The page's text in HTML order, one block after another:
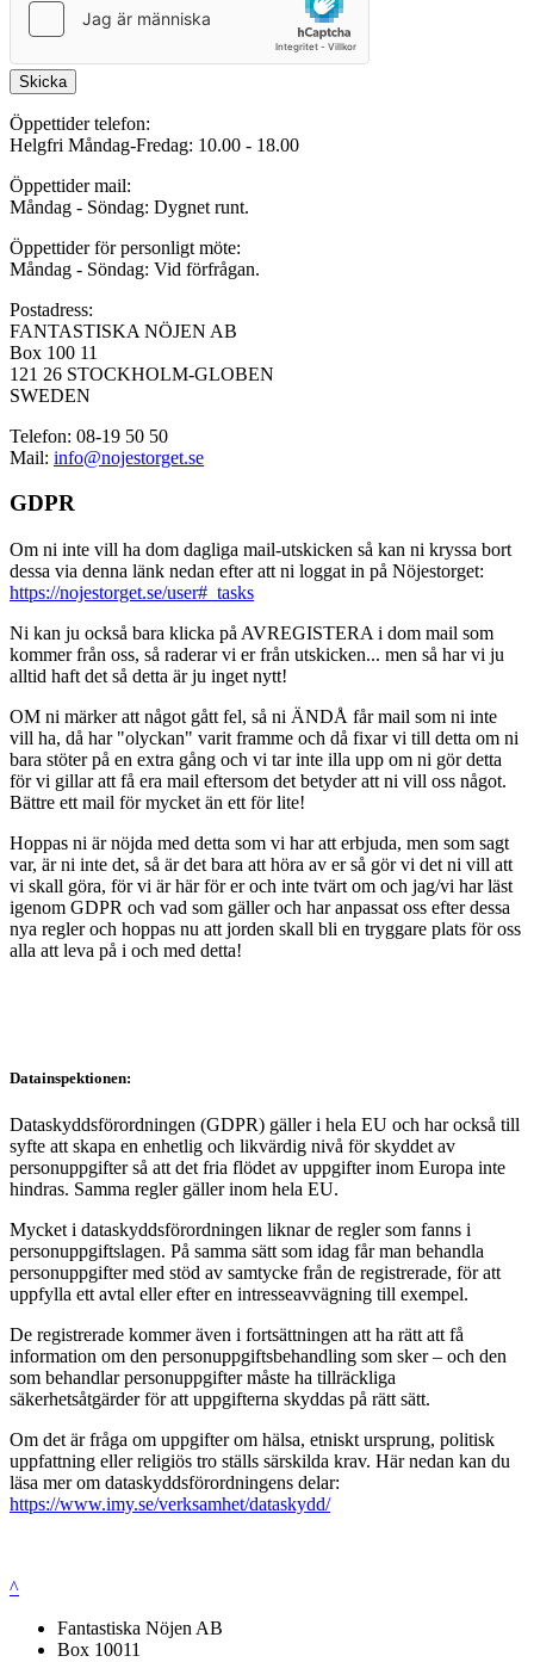
Skicka
Öppettider telefon:
Helgfri Måndag-Fredag: 10.00 - 18.00
Öppettider mail:
Måndag - Söndag: Dygnet runt.
Öppettider för personligt möte:
Måndag - Söndag: Vid förfrågan.
Postadress:
FANTASTISKA NÖJEN AB
Box 100 11
121 26 STOCKHOLM-GLOBEN
SWEDEN
Telefon: 08-19 50 50
Mail: info@nojestorget.se
GDPR
Om ni inte vill ha dom dagliga mail-utskicken så kan ni kryssa bort
dessa via denna länk nedan efter att ni loggat in på Nöjestorget:
https://nojestorget.se/user#_tasks
Ni kan ju också bara klicka på AVREGISTERA i dom mail som
kommer från oss, så raderar vi er från utskicken... men så har vi ju
alltid haft det så detta är ju inget nytt!
OM ni märker att något gått fel, så ni ÄNDÅ får mail som ni inte
vill ha, då har "olyckan" varit framme och då fixar vi till detta om ni
bara stöter på en extra gång och vi tar inte illa upp om ni gör detta
för vi gillar att få era mail eftersom det betyder att ni vill oss något.
Bättre ett mail för mycket än ett för lite!
Hoppas ni är nöjda med detta som vi har att erbjuda, men som sagt
var, är ni inte det, så är det bara att höra av er så gör vi det ni vill att
vi skall göra, för vi är här för er och inte tvärt om och jag/vi har läst
igenom GDPR och vad som gäller och har anpassat oss efter dessa
nya regler och hoppas nu att jorden skall bli en tryggare plats för oss
alla att leva på i och med detta!
Datainspektionen:
Dataskyddsförordningen (GDPR) gäller i hela EU och har också till
syfte att skapa en enhetlig och likvärdig nivå för skyddet av
personuppgifter så att det fria flödet av uppgifter inom Europa inte
hindras. Samma regler gäller inom hela EU.
Mycket i dataskyddsförordningen liknar de regler som fanns i
personuppgiftslagen. På samma sätt som idag får man behandla
personuppgifter med stöd av samtycke från de registrerade, för att
uppfylla ett avtal eller efter en intresseavvägning till exempel.
De registrerade kommer även i fortsättningen att ha rätt att få
information om den personuppgiftsbehandling som sker – och den
som behandlar personuppgifter måste ha tillräckliga
säkerhetsåtgärder för att uppgifterna skyddas på rätt sätt.
Om det är fråga om uppgifter om hälsa, etniskt ursprung, politisk
uppfattning eller religiös tro ställs särskilda krav. Här nedan kan du
läsa mer om dataskyddsförordningens delar:
https://www.imy.se/verksamhet/dataskydd/
^
Fantastiska Nöjen AB
Box 10011